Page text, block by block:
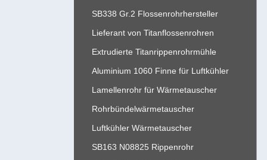
SB338 Gr.2 Flossenrohrhersteller
Lieferant von Titanflossenrohren
Extrudierte Titanrippenrohrmühle
Aluminium 1060 Finne für Luftkühler
Lamellenrohr für Wärmetauscher
Rohrbündelwärmetauscher
Luftkühler Wärmetauscher
SB163 N08825 Rippenrohr